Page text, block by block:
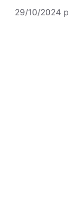
29/10/2024